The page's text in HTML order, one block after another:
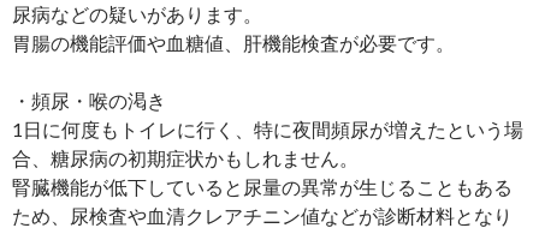
尿病などの疑いがあります。
胃腸の機能評価や血糖値、肝機能検査が必要です。
・頻尿・喉の渇き
1日に何度もトイレに行く、特に夜間頻尿が増えたという場
合、糖尿病の初期症状かもしれません。
腎臓機能が低下していると尿量の異常が生じることもある
ため、尿検査や血清クレアチニン値などが診断材料となり